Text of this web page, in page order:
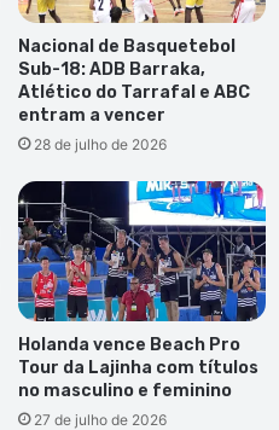
Nacional de Basquetebol
Sub-18: ADB Barraka,
Atlético do Tarrafal e ABC
entram a vencer
28 de julho de 2026
Holanda vence Beach Pro
Tour da Lajinha com títulos
no masculino e feminino
27 de julho de 2026